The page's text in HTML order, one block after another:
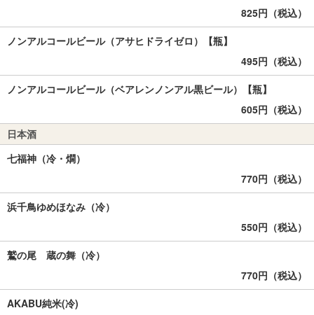
825円（税込）
ノンアルコールビール（アサヒドライゼロ）【瓶】
495円（税込）
ノンアルコールビール（ベアレンノンアル黒ビール）【瓶】
605円（税込）
日本酒
七福神（冷・燗）
770円（税込）
浜千鳥ゆめほなみ（冷）
550円（税込）
鷲の尾 蔵の舞（冷）
770円（税込）
AKABU純米(冷)